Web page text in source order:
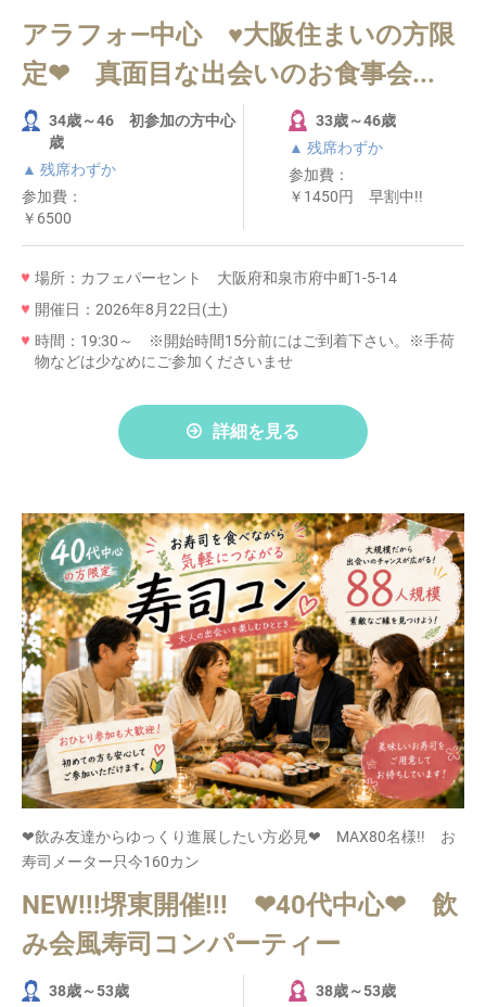
アラフォ―中心 ♥大阪住まいの方限
定❤ 真面目な出会いのお食事会...
34歳～46 初参加の方中心
歳
▲ 残席わずか
参加費：
￥6500
33歳～46歳
▲ 残席わずか
参加費：
￥1450円 早割中!!
場所：カフェパーセント 大阪府和泉市府中町1-5-14
開催日：2026年8月22日(土)
時間：19:30～ ※開始時間15分前にはご到着下さい。※手荷
物などは少なめにご参加くださいませ
詳細を見る
❤飲み友達からゆっくり進展したい方必見❤ MAX80名様!! お
寿司メーター只今160カン
NEW!!!堺東開催!!! ❤40代中心❤ 飲
み会風寿司コンパーティー
38歳～53歳
38歳～53歳